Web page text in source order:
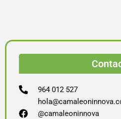
964 012 527
@camaleoninnova